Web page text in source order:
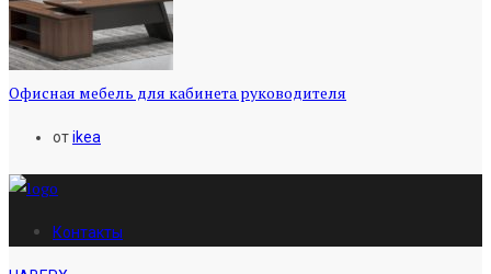
Офисная мебель для кабинета руководителя
отikea
Контакты